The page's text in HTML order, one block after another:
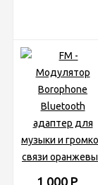
1 000 Р